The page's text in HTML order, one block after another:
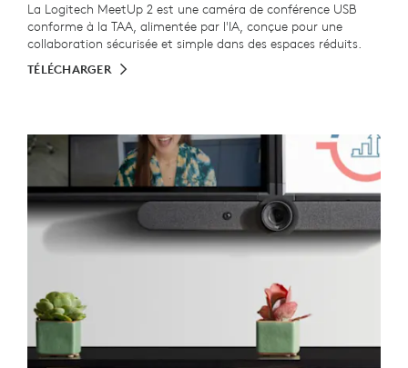
La Logitech MeetUp 2 est une caméra de conférence USB
conforme à la TAA, alimentée par l'IA, conçue pour une
collaboration sécurisée et simple dans des espaces réduits.
TÉLÉCHARGER